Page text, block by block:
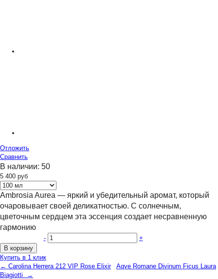
Отложить
Сравнить
В наличии: 50
5 400 руб
Ambrosia Aurea — яркий и убедительный аромат, который
очаровывает своей деликатностью. С солнечным,
цветочным сердцем эта эссенция создает несравненную
гармонию
-
+
В корзину
Купить в 1 клик
← Carolina Herrera 212 VIP Rose Elixir
Aqve Romane Divinum Ficus Laura
Biagiotti →